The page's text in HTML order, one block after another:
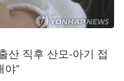
산 직후 산모-아기 접
”